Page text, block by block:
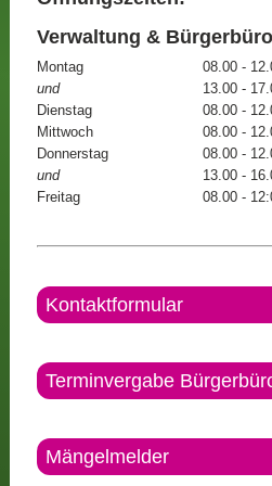
Verwaltung & Bürgerbüro
Montag
08.00 -
und
13.00 -
Dienstag
08.00 -
Mittwoch
08.00 -
Donnerstag
08.00 -
und
13.00 -
Freitag
08.00 -
Kontaktformular
Terminvergabe
Mängelmelder